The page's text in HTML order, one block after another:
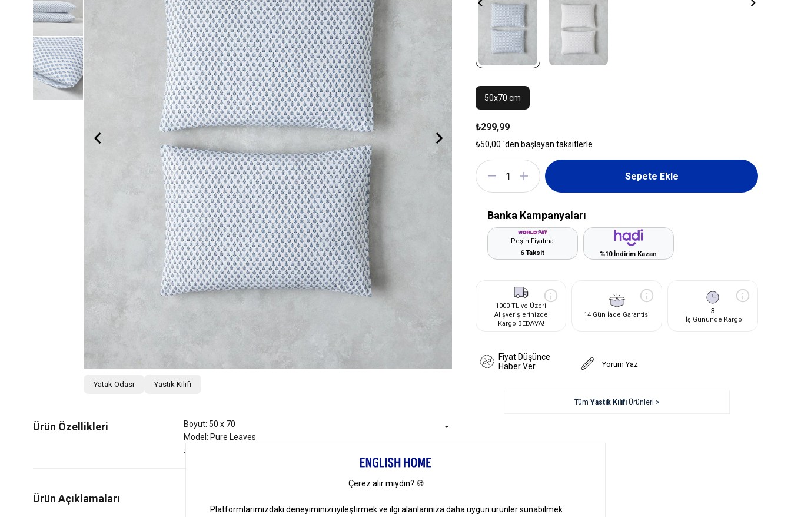
Yatak Odası Yastık Kılıfı
Ürün Özellikleri
Boyut: 50 x 70
Model: Pure Leaves
Ürün Açıklamaları
50x70 cm
₺299,99
₺50,00 `den başlayan taksitlerle
Banka Kampanyaları
Peşin Fiyatına
6 Taksit
%10 İndirim Kazan
1000 TL ve Üzeri
Alışverişlerinizde
Kargo BEDAVA!
14 Gün İade Garantisi 3
İş Gününde Kargo
Fiyat Düşünce
Haber Ver
Yorum Yaz
Tüm Yastık KılıfıÜrünleri >